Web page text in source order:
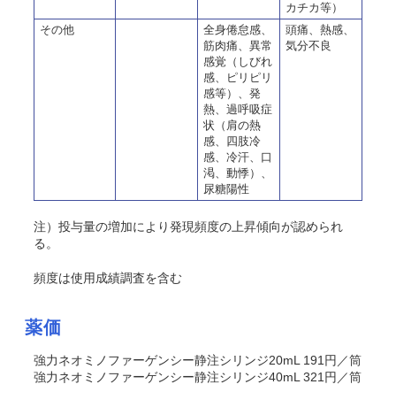
カチカ等）
その他
全身倦怠感、
筋肉痛、異常
感覚（しびれ
感、ピリピリ
感等）、発
熱、過呼吸症
状（肩の熱
感、四肢冷
感、冷汗、口
渇、動悸）、
尿糖陽性
頭痛、熱感、
気分不良
注）投与量の増加により発現頻度の上昇傾向が認められ
る。
頻度は使用成績調査を含む
薬価
強力ネオミノファーゲンシー静注シリンジ20mL 191円／筒
強力ネオミノファーゲンシー静注シリンジ40mL 321円／筒